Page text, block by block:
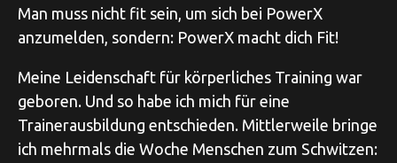
Man muss nicht fit sein, um sich bei PowerX
anzumelden, sondern: PowerX macht dich Fit!
Meine Leidenschaft für körperliches Training war
geboren. Und so habe ich mich für eine
Trainerausbildung entschieden. Mittlerweile bringe
ich mehrmals die Woche Menschen zum Schwitzen:⁠